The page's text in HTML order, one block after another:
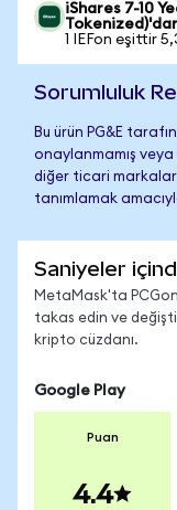
iShares 7-10
1 IEFon eşittir
Sorumluluk
Bu ürün PG&E
onaylanmamış veya
diğer ticari markalar
tanımlamak
Saniyeler
MetaMask'ta PCGon
takas edin ve
kripto cüzdanı.
Google Play
Puan
4.4